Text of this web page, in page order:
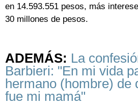
en 14.593.551 pesos, más
30 millones de pesos.
ADEMÁS: La
Barbieri: "En mi vida
hermano (hombre) de
fue mi mamá"